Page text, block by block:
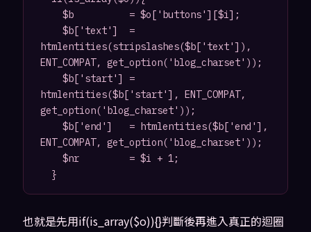
htmlentities(stripslashes($b['text']),
ENT_COMPAT, get_option('blog_charset'));
htmlentities($b['start'], ENT_COMPAT,
get_option('blog_charset'));
ENT_COMPAT, get_option('blog_charset'));
也就是先用if(is_array($o)){}判斷後再進入真正的迴圈